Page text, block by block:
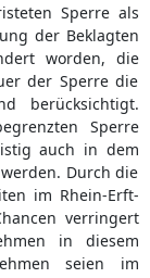
Sperre als
der Beklagten
worden, die
der Sperre die
berücksichtigt.
Sperre
auch in dem
Durch die
im Rhein-Erft-
verringert
in diesem
seien im